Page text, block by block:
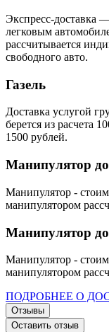
Экспресс-доставка
легковым
рассчитывается
свободного авто.
Газель
Доставка услугой
берется из расчета
1500 рублей.
Манипулятор
Манипулятор -
манипулятором
Манипулятор
Манипулятор -
манипулятором
ПОДРОБНЕЕ О
Отзывы
Оставить отзыв